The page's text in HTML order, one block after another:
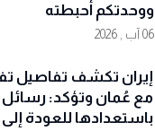
ووحدتكم أحبطته
06 آب , 2026
إيران تكشف تفاصيل
مع عُمان وتؤكد: رسائل
باستعدادها للعودة إلى